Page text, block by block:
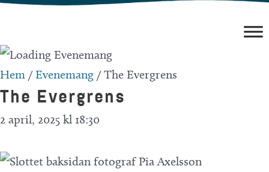
Hoppa
innehåll
Hem /Evenemang /The Evergrens
The Evergrens
2 april, 2025 kl 18:30